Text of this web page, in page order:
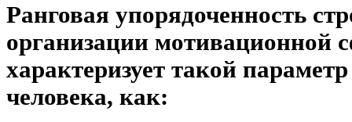
Ранговая упорядоченность
организации мотивационной
характеризует такой
человека, как: